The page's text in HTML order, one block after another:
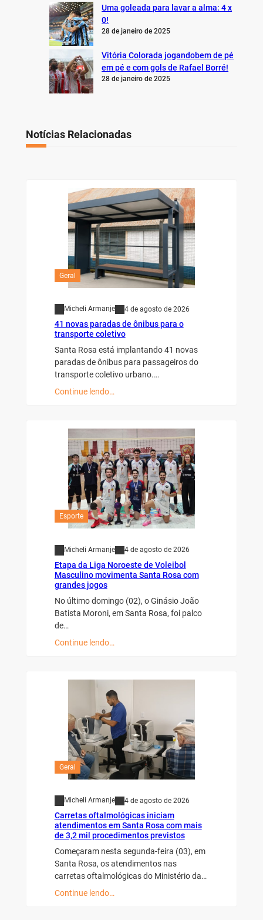
Uma goleada para lavar a alma: 4 x
0!
28 de janeiro de 2025
Vitória Colorada jogandobem de pé
em pé e com gols de Rafael Borré!
28 de janeiro de 2025
Notícias Relacionadas
Geral
Micheli Armanje 4 de agosto de 2026
41 novas paradas de ônibus para o
transporte coletivo
Santa Rosa está implantando 41 novas
paradas de ônibus para passageiros do
transporte coletivo urbano.…
Continue lendo…
Esporte
Micheli Armanje 4 de agosto de 2026
Etapa da Liga Noroeste de Voleibol
Masculino movimenta Santa Rosa com
grandes jogos
No último domingo (02), o Ginásio João
Batista Moroni, em Santa Rosa, foi palco
de…
Continue lendo…
Geral
Micheli Armanje 4 de agosto de 2026
Carretas oftalmológicas iniciam
atendimentos em Santa Rosa com mais
de 3,2 mil procedimentos previstos
Começaram nesta segunda-feira (03), em
Santa Rosa, os atendimentos nas
carretas oftalmológicas do Ministério da…
Continue lendo…